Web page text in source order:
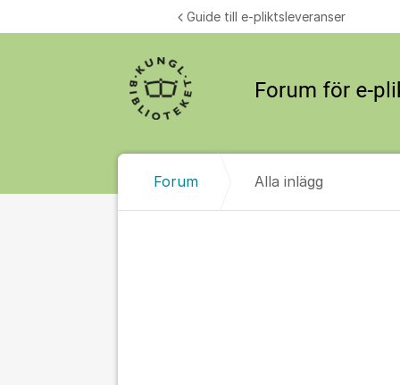
Guide till e-pliktsleveranser
Forum Alla inlägg